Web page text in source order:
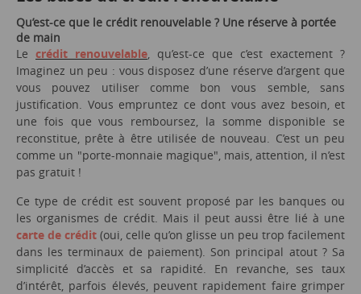
Qu’est-ce que le crédit renouvelable ? Une réserve à portée
de main
Le crédit renouvelable, qu’est-ce que c’est exactement ?
Imaginez un peu : vous disposez d’une réserve d’argent que
vous pouvez utiliser comme bon vous semble, sans
justification. Vous empruntez ce dont vous avez besoin, et
une fois que vous remboursez, la somme disponible se
reconstitue, prête à être utilisée de nouveau. C’est un peu
comme un "porte-monnaie magique", mais, attention, il n’est
pas gratuit !
Ce type de crédit est souvent proposé par les banques ou
les organismes de crédit. Mais il peut aussi être lié à une
carte de crédit (oui, celle qu’on glisse un peu trop facilement
dans les terminaux de paiement). Son principal atout ? Sa
simplicité d’accès et sa rapidité. En revanche, ses taux
d’intérêt, parfois élevés, peuvent rapidement faire grimper